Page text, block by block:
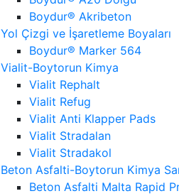
Boydur® Akribeton
Yol Çizgi ve İşaretleme Boyaları
Boydur® Marker 564
Vialit-Boytorun Kimya
Vialit Rephalt
Vialit Refug
Vialit Anti Klapper Pads
Vialit Stradalan
Vialit Stradakol
Beton Asfalti-Boytorun Kimya
Beton Asfalti Malta Rapid